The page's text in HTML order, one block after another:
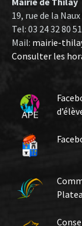
19, rue de la
Tel: 03 24 32 80 51
Mail: mairie-
Consulter les